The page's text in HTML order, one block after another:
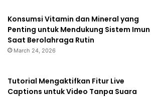
Konsumsi Vitamin dan Mineral yang
Penting untuk Mendukung Sistem Imun
Saat Berolahraga Rutin
March 24, 2026
Tutorial Mengaktifkan Fitur Live
Captions untuk Video Tanpa Suara